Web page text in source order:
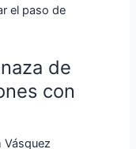
de
con
Vásquez